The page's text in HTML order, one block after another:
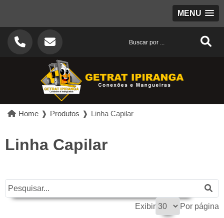
MENU
Home ❱ Produtos ❱ Linha Capilar
Linha Capilar
Exibir Por página